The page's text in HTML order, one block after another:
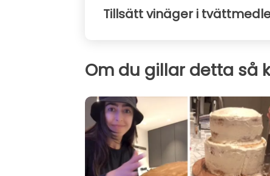
Tillsätt vinäger i
Om du gillar detta så